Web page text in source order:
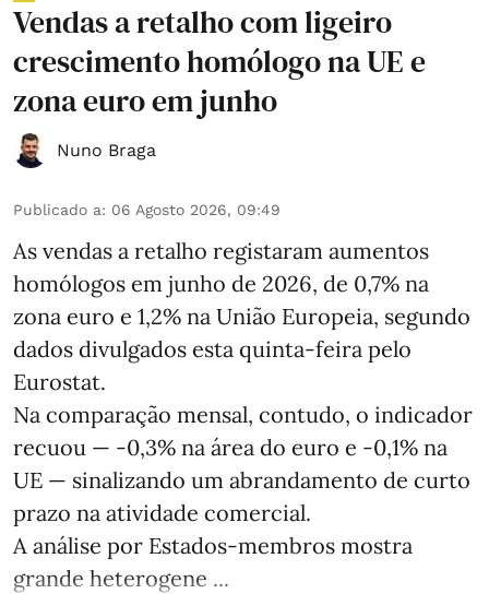
Vendas a retalho com ligeiro
crescimento homólogo na UE e
zona euro em junho
Nuno Braga
Publicado a: 06 Agosto 2026, 09:49
As vendas a retalho registaram aumentos
homólogos em junho de 2026, de 0,7% na
zona euro e 1,2% na União Europeia, segundo
dados divulgados esta quinta-feira pelo
Eurostat.
Na comparação mensal, contudo, o indicador
recuou — -0,3% na área do euro e -0,1% na
UE — sinalizando um abrandamento de curto
prazo na atividade comercial.
A análise por Estados‑membros mostra
grande heterogene ...